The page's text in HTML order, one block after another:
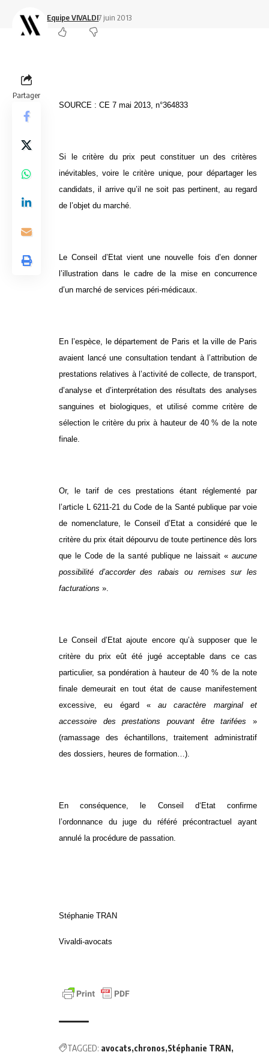
Equipe VIVALDI7 juin 2013
Partager
SOURCE : CE 7 mai 2013, n°364833
Si le critère du prix peut constituer un des critères
inévitables, voire le critère unique, pour départager les
candidats, il arrive qu’il ne soit pas pertinent, au regard
de l’objet du marché.
Le Conseil d’Etat vient une nouvelle fois d’en donner
l’illustration dans le cadre de la mise en concurrence
d’un marché de services péri-médicaux.
En l’espèce, le département de Paris et la ville de Paris
avaient lancé une consultation tendant à l’attribution de
prestations relatives à l’activité de collecte, de transport,
d’analyse et d’interprétation des résultats des analyses
sanguines et biologiques, et utilisé comme critère de
sélection le critère du prix à hauteur de 40 % de la note
finale.
Or, le tarif de ces prestations étant réglementé par
l’article L 6211-21 du Code de la Santé publique par voie
de nomenclature, le Conseil d’Etat a considéré que le
critère du prix était dépourvu de toute pertinence dès lors
que le Code de la santé publique ne laissait « aucune
possibilité d’accorder des rabais ou remises sur les
facturations ».
Le Conseil d’Etat ajoute encore qu’à supposer que le
critère du prix eût été jugé acceptable dans ce cas
particulier, sa pondération à hauteur de 40 % de la note
finale demeurait en tout état de cause manifestement
excessive, eu égard «au caractère marginal et
accessoire des prestations pouvant être tarifées »
(ramassage des échantillons, traitement administratif
des dossiers, heures de formation…).
En conséquence, le Conseil d‘Etat confirme
l’ordonnance du juge du référé précontractuel ayant
annulé la procédure de passation.
Stéphanie TRAN
Vivaldi-avocats
TAGGED: avocats chronos Stéphanie TRAN